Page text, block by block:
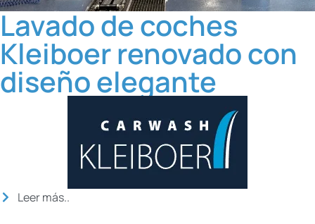
Lavado de coches
Kleiboer renovado con
diseño elegante
Leer más..